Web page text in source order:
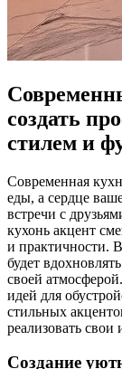
создать
стилем и
Современная
еды, а сердце
встречи с
кухонь акцент
и практичности.
будет
своей
идей для
стильных
реализовать свои
Создание